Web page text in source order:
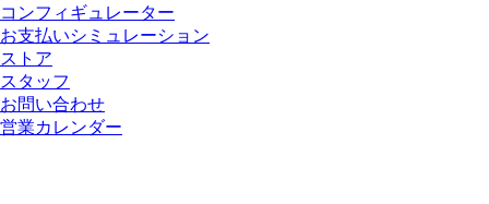
コンフィギュレーター
お支払いシミュレーション
ストア
スタッフ
お問い合わせ
営業カレンダー